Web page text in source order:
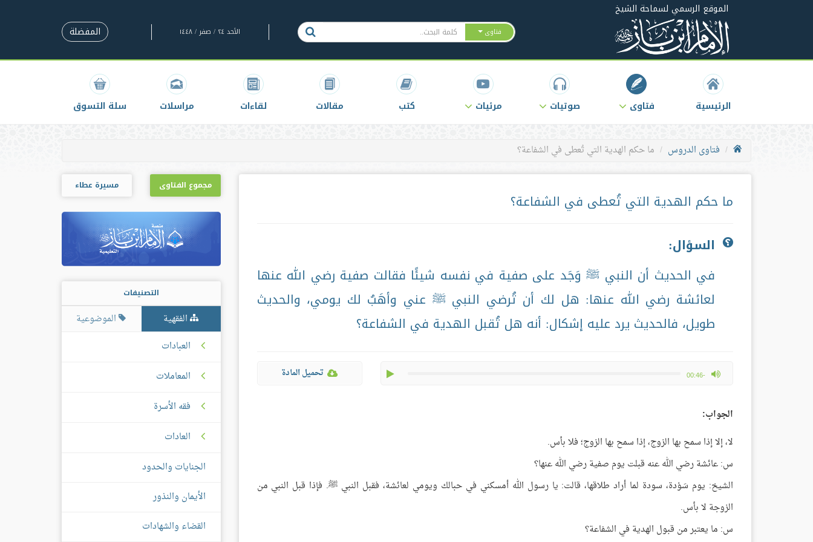
الموقع الرسمي لسماحة الشيخ
فتاوى الأحد ٢٤ / صفر / ١٤٤٨ المفضلة
الرئيسية فتاوى صوتيات مرئيات كتب مقالات لقاءات مراسلات سلة التسوق
فتاوى الدروس ما حكم الهدية التي تُعطى في الشفاعة؟
ما حكم الهدية التي تُعطى في الشفاعة؟
السؤال:
في الحديث أن النبي ﷺ وَجَد على صفية في نفسه شيئًا فقالت صفية رضي الله عنها
لعائشة رضي الله عنها: هل لك أن تُرضي النبي ﷺ عني وأهَبُ لك يومي، والحديث
طويل، فالحديث يرد عليه إشكال: أنه هل تُقبل الهدية في الشفاعة؟
-00:46
max volume تحميل المادة
الجواب:
لا، إلا إذا سمح بها الزوج، إذا سمح بها الزوج؛ فلا بأس.
س: عائشة رضي الله عنه قبلت يوم صفية رضي الله عنها؟
الشيخ: يوم سَوْدة، سودة لما أراد طلاقها، قالت: يا رسول الله أمسكني في حبالك ويومي لعائشة، فقبل النبي ﷺ. فإذا قبل النبي من
الزوجة لا بأس.
س: ما يعتبر من قبول الهدية في الشفاعة؟
مجموع الفتاوى مسيرة عطاء
التصنيفات
الفقهية
الموضوعية
العبادات
المعاملات
فقه الأسرة
العادات
الجنايات والحدود
الأيمان والنذور
القضاء والشهادات